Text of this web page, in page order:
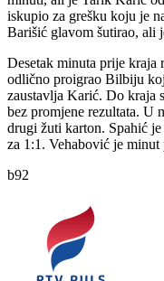
iskupio za grešku koju je
Barišić glavom šutirao, ali
Desetak minuta prije kraja
odlično proigrao Bilbiju
zaustavlja Karić. Do kraja
bez promjene rezultata. U
drugi žuti karton. Spahić
za 1:1. Vehabović je
b92